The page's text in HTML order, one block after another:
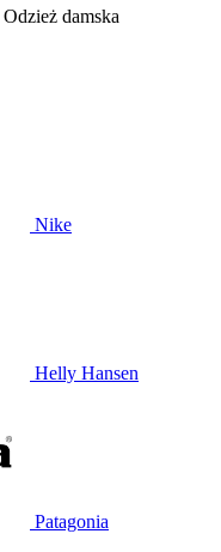
Odzież damska
Nike
Helly Hansen
Patagonia